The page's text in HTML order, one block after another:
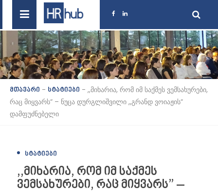
მთავარი - სტატიები - ,,მიხარია, რომ იმ საქმეს ვემსახურები,
რაც მიყვარს” – ნუცა დურგლიშვილი ,,გრანდ ვოიაჟის”
დამფუძნებელი
ᲡᲢᲐᲢᲘᲔᲑᲘ
,,მიხარია, რომ იმ საქმეს
ვემსახურები, რაც მიყვარს” –